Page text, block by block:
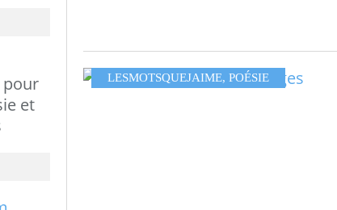
LESMOTSQUEJAIME, POÉSIE
pour
et